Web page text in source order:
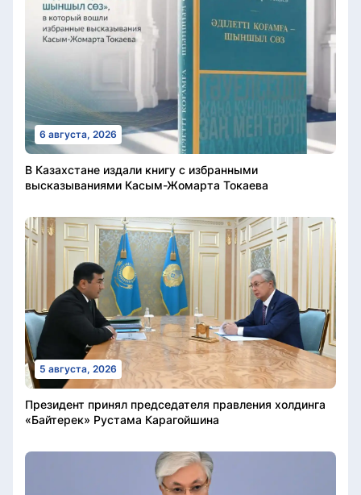
6 августа, 2026
В Казахстане издали книгу с избранными
высказываниями Касым-Жомарта Токаева
5 августа, 2026
Президент принял председателя правления холдинга
«Байтерек» Рустама Карагойшина